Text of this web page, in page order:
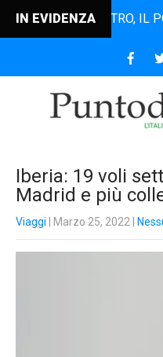
IN EVIDENZA IL
Iberia: 19 voli
Madrid e più
Viaggi | Marzo 25, 2022